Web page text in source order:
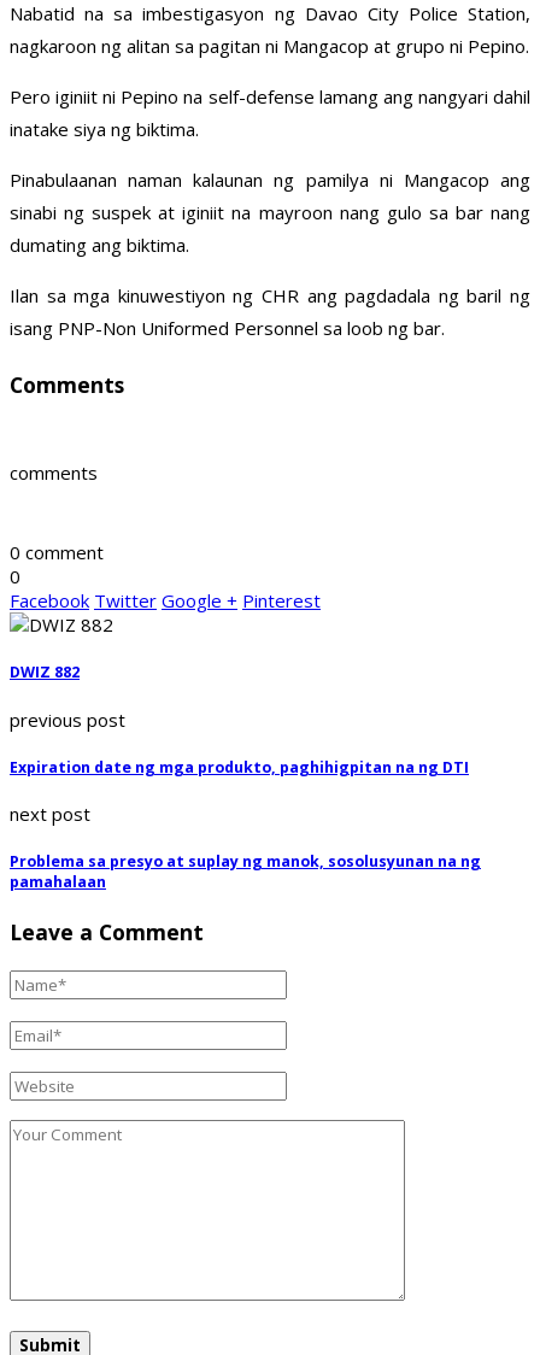
Nabatid na sa imbestigasyon ng Davao City Police Station,
nagkaroon ng alitan sa pagitan ni Mangacop at grupo ni Pepino.
Pero iginiit ni Pepino na self-defense lamang ang nangyari dahil
inatake siya ng biktima.
Pinabulaanan naman kalaunan ng pamilya ni Mangacop ang
sinabi ng suspek at iginiit na mayroon nang gulo sa bar nang
dumating ang biktima.
Ilan sa mga kinuwestiyon ng CHR ang pagdadala ng baril ng
isang PNP-Non Uniformed Personnel sa loob ng bar.
Comments
comments
0 comment
0
Facebook Twitter Google + Pinterest
DWIZ 882
previous post
Expiration date ng mga produkto, paghihigpitan na ng DTI
next post
Problema sa presyo at suplay ng manok, sosolusyunan na ng
pamahalaan
Leave a Comment